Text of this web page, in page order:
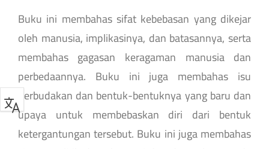
Buku ini membahas sifat kebebasan yang dikejar
oleh manusia, implikasinya, dan batasannya, serta
membahas gagasan keragaman manusia dan
perbedaannya. Buku ini juga membahas isu
perbudakan dan bentuk-bentuknya yang baru dan
upaya untuk membebaskan diri dari bentuk
ketergantungan tersebut. Buku ini juga membahas